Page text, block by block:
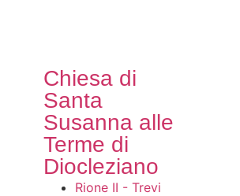
Chiesa di
Santa
Susanna alle
Terme di
Diocleziano
Rione II - Trevi